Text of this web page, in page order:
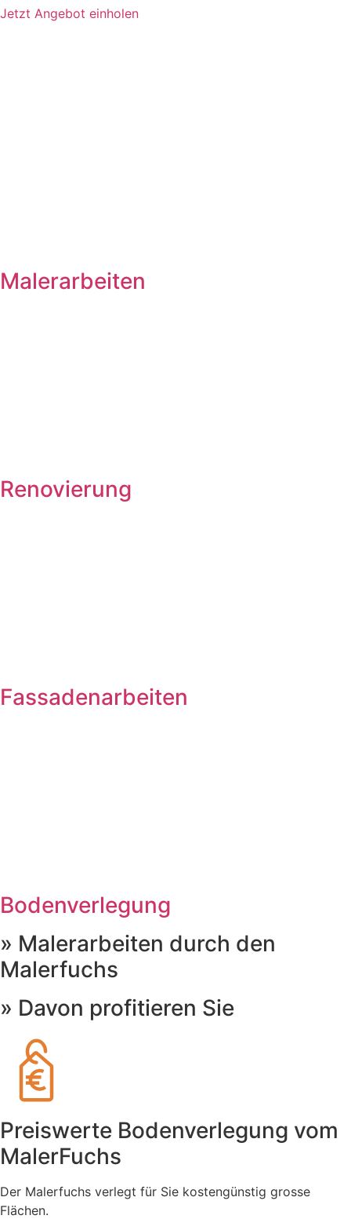
Jetzt Angebot einholen
Malerarbeiten
Renovierung
Fassadenarbeiten
Bodenverlegung
» Malerarbeiten durch den
Malerfuchs
» Davon profitieren Sie
Preiswerte Bodenverlegung vom
MalerFuchs
Der Malerfuchs verlegt für Sie kostengünstig grosse
Flächen.